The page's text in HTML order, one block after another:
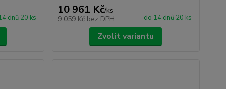
dnů 20 ks
10 961 Kč/ks
9 059 Kč bez DPH do 14 dnů 20 ks
Zvolit variantu